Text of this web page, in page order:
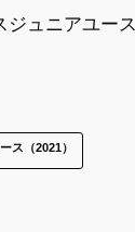
ジュニアユース
ス（2021）